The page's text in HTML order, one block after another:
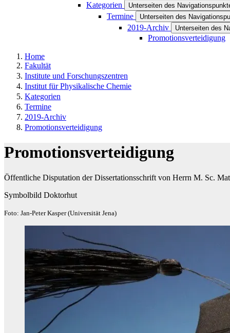
Kategorien Unterseiten des
Termine Unterseiten des
2019-Archiv Unterseiten des
Promotionsverteidigung
Home
Fakultät
Institute und Forschungszentren
Institut für Physikalische Chemie
Kategorien
Termine
2019-Archiv
Promotionsverteidigung
Promotionsverteidigung
Öffentliche Disputation der Dissertationsschrift von Herrn M. Sc.
Symbolbild Doktorhut
Foto: Jan-Peter Kasper (Universität Jena)